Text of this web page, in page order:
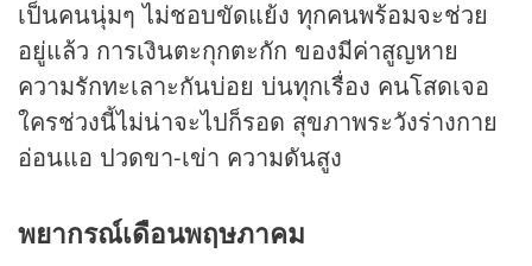
เป็นคนนุ่มๆ ไม่ชอบขัดแย้ง ทุกคนพร้อมจะช่วย
อยู่แล้ว การเงินตะกุกตะกัก ของมีค่าสูญหาย
ความรักทะเลาะกันบ่อย บ่นทุกเรื่อง คนโสดเจอ
ใครช่วงนี้ไม่น่าจะไปก็รอด สุขภาพระวังร่างกาย
อ่อนแอ ปวดขา-เข่า ความดันสูง
พยากรณ์เดือนพฤษภาคม